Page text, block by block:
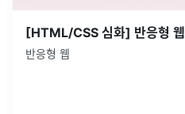
[HTML/CSS 심화] 반응형 웹
반응형 웹